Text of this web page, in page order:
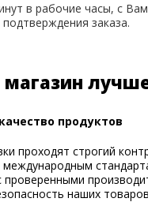
в рабочие часы, с
заказа.
продуктов
проходят строгий
международным
проверенными
наших